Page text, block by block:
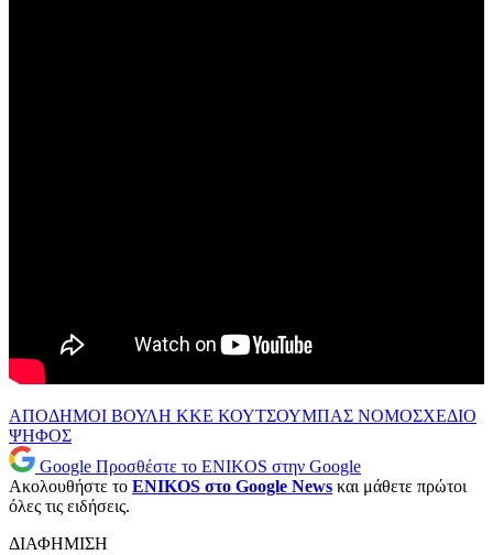
ΑΠΟΔΗΜΟΙ ΒΟΥΛΗ ΚΚΕ ΚΟΥΤΣΟΥΜΠΑΣ ΝΟΜΟΣΧΕΔΙΟ
ΨΗΦΟΣ
Google Προσθέστε το ENIKOS στην Google
Ακολουθήστε το ENIKOS στο Google News και μάθετε πρώτοι
όλες τις ειδήσεις.
ΔΙΑΦΗΜΙΣΗ